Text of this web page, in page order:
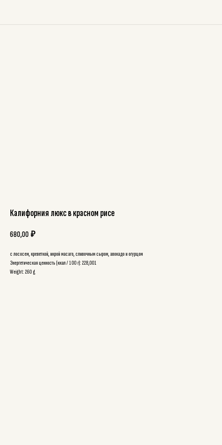
Калифорния люкс в красном рисе
680,00 ₽
с лососем, креветкой, икрой масаго, сливочным сыром, авокадо и огурцом
Энергетическая ценность (ккал / 100 г): 228,001
Weight: 260 g